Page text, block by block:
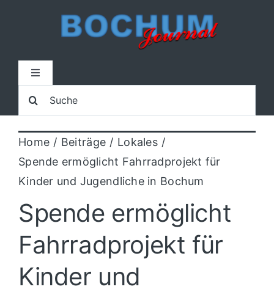
Toggle
Home
Lokal
Blaulicht
Sport
Kultur
Suche
nach:
Home Beiträge
Lokales
Spende ermöglicht Fahrradprojekt für
Kinder und Jugendliche in Bochum
Spende ermöglicht
Fahrradprojekt für
Kinder und